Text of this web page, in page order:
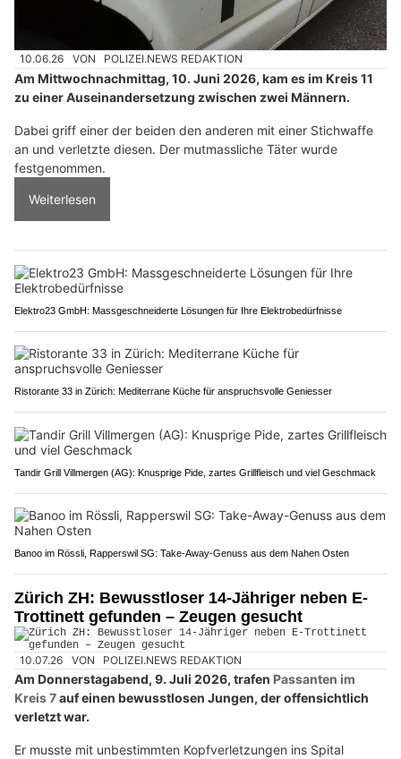
10.06.26 VON POLIZEI.NEWS REDAKTION
Am Mittwochnachmittag, 10. Juni 2026, kam es im Kreis 11
zu einer Auseinandersetzung zwischen zwei Männern.
Dabei griff einer der beiden den anderen mit einer Stichwaffe
an und verletzte diesen. Der mutmassliche Täter wurde
festgenommen.
Weiterlesen
Elektro23 GmbH: Massgeschneiderte Lösungen für Ihre Elektrobedürfnisse
Ristorante 33 in Zürich: Mediterrane Küche für anspruchsvolle Geniesser
Tandir Grill Villmergen (AG): Knusprige Pide, zartes Grillfleisch und viel Geschmack
Banoo im Rössli, Rapperswil SG: Take-Away-Genuss aus dem Nahen Osten
Zürich ZH: Bewusstloser 14-Jähriger neben E-
Trottinett gefunden – Zeugen gesucht
10.07.26 VON POLIZEI.NEWS REDAKTION
Am Donnerstagabend, 9. Juli 2026, trafen Passanten im
Kreis 7auf einen bewusstlosen Jungen, der offensichtlich
verletzt war.
Er musste mit unbestimmten Kopfverletzungen ins Spital